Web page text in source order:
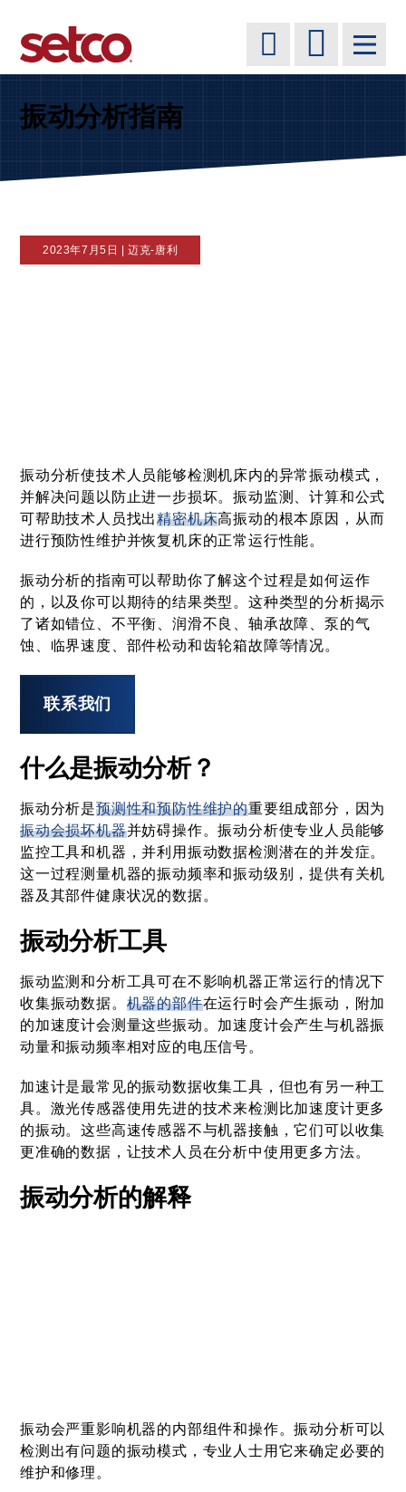
振动分析指南
2023年7月5日 | 迈克-唐利
振动分析使技术人员能够检测机床内的异常振动模式，
并解决问题以防止进一步损坏。振动监测、计算和公式
可帮助技术人员找出精密机床高振动的根本原因，从而
进行预防性维护并恢复机床的正常运行性能。
振动分析的指南可以帮助你了解这个过程是如何运作
的，以及你可以期待的结果类型。这种类型的分析揭示
了诸如错位、不平衡、润滑不良、轴承故障、泵的气
蚀、临界速度、部件松动和齿轮箱故障等情况。
联系我们
什么是振动分析？
振动分析是预测性和预防性维护的重要组成部分，因为
振动会损坏机器并妨碍操作。振动分析使专业人员能够
监控工具和机器，并利用振动数据检测潜在的并发症。
这一过程测量机器的振动频率和振动级别，提供有关机
器及其部件健康状况的数据。
振动分析工具
振动监测和分析工具可在不影响机器正常运行的情况下
收集振动数据。 机器的部件在运行时会产生振动，附加
的加速度计会测量这些振动。加速度计会产生与机器振
动量和振动频率相对应的电压信号。
加速计是最常见的振动数据收集工具，但也有另一种工
具。激光传感器使用先进的技术来检测比加速度计更多
的振动。这些高速传感器不与机器接触，它们可以收集
更准确的数据，让技术人员在分析中使用更多方法。
振动分析的解释
振动会严重影响机器的内部组件和操作。振动分析可以
检测出有问题的振动模式，专业人士用它来确定必要的
维护和修理。